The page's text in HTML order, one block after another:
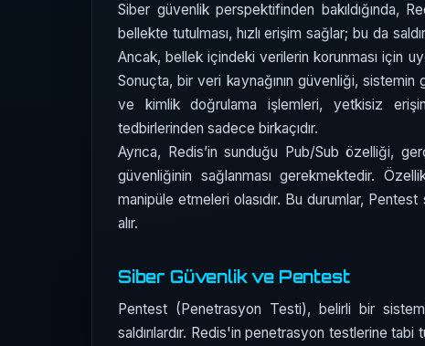
Siber güvenlik perspektifinden bakıldığında,
bellekte tutulması, hızlı erişim sağlar; bu da
Ancak, bellek içindeki verilerin korunması için
Sonuçta, bir veri kaynağının güvenliği,
ve kimlik doğrulama işlemleri, yetkisiz
tedbirlerinden sadece birkaçıdır.
Ayrıca, Redis’in sunduğu Pub/Sub özelliği,
güvenliğinin sağlanması gerekmektedir.
manipüle etmeleri olasıdır. Bu durumlar,
alır.
Siber Güvenlik ve Pentest
Pentest (Penetrasyon Testi), belirli bir
saldırılardır. Redis'in penetrasyon testlerine tabi